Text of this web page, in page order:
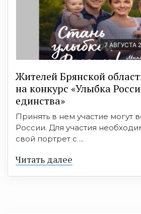
7 АВГУСТА
Жителей Брянской
на конкурс «Улыбка
единства»
Принять в нем участие могут
России. Для участия
свой портрет с ...
Читать далее